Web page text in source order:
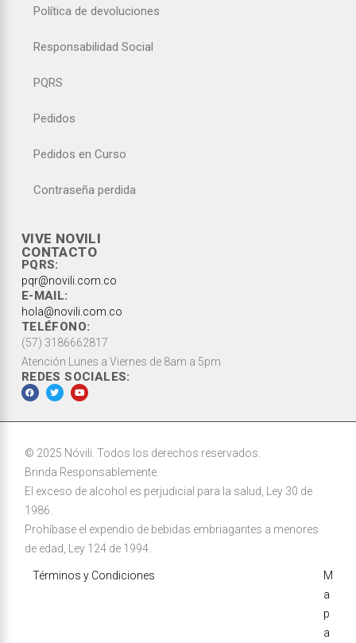
Política de devoluciones
Responsabilidad Social
PQRS
Pedidos
Pedidos en Curso
Contraseña perdida
VIVE NOVILI
CONTACTO
PQRS:
pqr@novili.com.co
E-MAIL:
hola@novili.com.co
TELÉFONO:
(57) 3186662817
Atención Lunes a Viernes de 8am a 5pm
REDES SOCIALES:
© 2025 Nóvili. Todos los derechos reservados.
Brinda Responsablemente.
El exceso de alcohol es perjudicial para la salud, Ley 30 de
1986.
Prohíbase el expendio de bebidas embriagantes a menores
de edad, Ley 124 de 1994.
Términos y Condiciones
M
a
p
a